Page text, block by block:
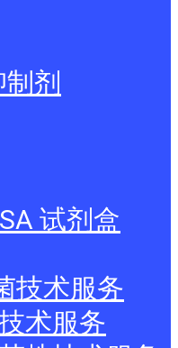
剂
试剂盒
技术服务
术服务